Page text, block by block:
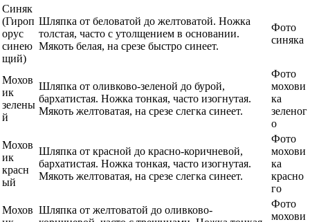
Синяк
(Гироп
орус
синею
щий)
Шляпка от беловатой до желтоватой. Ножка
толстая, часто с утолщением в основании.
Мякоть белая, на срезе быстро синеет.
Фото
синяка
Мохов
ик
зелены
й
Шляпка от оливково-зеленой до бурой,
бархатистая. Ножка тонкая, часто изогнутая.
Мякоть желтоватая, на срезе слегка синеет.
Фото
мохови
ка
зеленог
о
Мохов
ик
красн
ый
Шляпка от красной до красно-коричневой,
бархатистая. Ножка тонкая, часто изогнутая.
Мякоть желтоватая, на срезе слегка синеет.
Фото
мохови
ка
красно
го
Мохов Шляпка от желтоватой до оливково-
Фото
мохови